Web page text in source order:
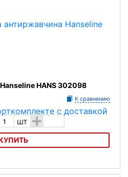
HANS 302098
К сравнению
шт +
HANS 302098